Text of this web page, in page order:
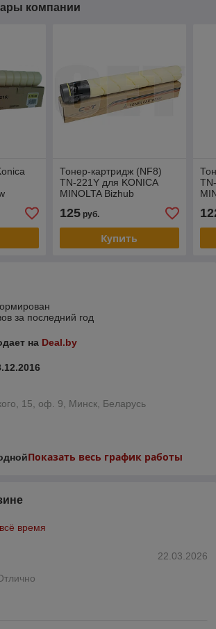
компании
Тонер-картридж (NF8)
TN-221Y для KONICA
MINOLTA Bizhub
C227/C287 (CET) Yellow,
467г, 21000 стр.,
CET141604
125руб.
Купить
за последний год
на Deal.by
15, оф. 9, Минск, Беларусь
Показать весь график работы
время
22.03.2026